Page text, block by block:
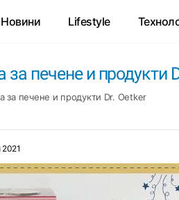
Новини Lifestyle
за печене и продукти
за печене и продукти Dr. Oetker